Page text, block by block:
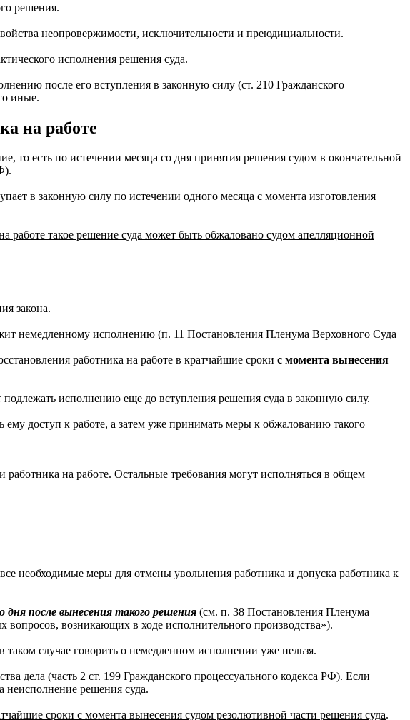
решения.
неопровержимости, исключительности и преюдициальности.
исполнения решения суда.
после его вступления в законную силу (ст. 210 Гражданского
иные.
на работе
то есть по истечении месяца со дня принятия решения судом в окончательной
в законную силу по истечении одного месяца с момента изготовления
работе такое решение суда может быть обжаловано судом апелляционной
закона.
немедленному исполнению (п. 11 Постановления Пленума Верховного Суда
работника на работе в кратчайшие сроки с момента вынесения
подлежать исполнению еще до вступления решения суда в законную силу.
ему доступ к работе, а затем уже принимать меры к обжалованию такого
на работе. Остальные требования могут исполняться в общем
необходимые меры для отмены увольнения работника и допуска работника к
дня после вынесения такого решения (см. п. 38 Постановления Пленума
возникающих в ходе исполнительного производства»).
случае говорить о немедленном исполнении уже нельзя.
дела (часть 2 ст. 199 Гражданского процессуального кодекса РФ). Если
неисполнение решения суда.
сроки с момента вынесения судом резолютивной части решения суда.